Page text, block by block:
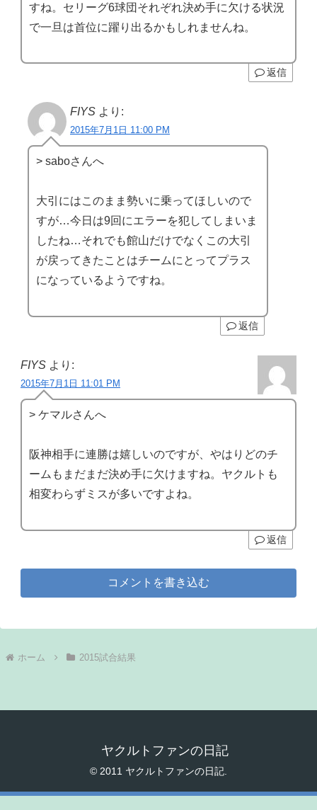
すね。セリーグ6球団それぞれ決め手に欠ける状況
で一旦は首位に躍り出るかもしれませんね。
返信
FIYS より:
2015年7月1日 11:00 PM
> saboさんへ
大引にはこのまま勢いに乗ってほしいので
すが…今日は9回にエラーを犯してしまいま
したね…それでも館山だけでなくこの大引
が戻ってきたことはチームにとってプラス
になっているようですね。
返信
FIYS より:
2015年7月1日 11:01 PM
> ケマルさんへ
阪神相手に連勝は嬉しいのですが、やはりどのチ
ームもまだまだ決め手に欠けますね。ヤクルトも
相変わらずミスが多いですよね。
返信
コメントを書き込む
ホーム 2015試合結果
ヤクルトファンの日記
© 2011 ヤクルトファンの日記.